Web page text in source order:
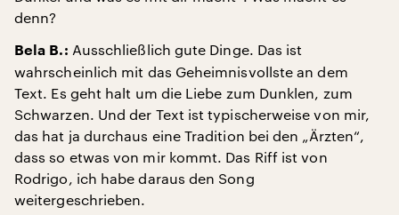
denn?
Bela B.: Ausschließlich gute Dinge. Das ist
wahrscheinlich mit das Geheimnisvollste an dem
Text. Es geht halt um die Liebe zum Dunklen, zum
Schwarzen. Und der Text ist typischerweise von mir,
das hat ja durchaus eine Tradition bei den „Ärzten“,
dass so etwas von mir kommt. Das Riff ist von
Rodrigo, ich habe daraus den Song
weitergeschrieben.